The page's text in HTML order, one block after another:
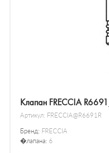
Клапан FRECCIA
Артикул: FRECCIA@R6691R
Бренд: FRECCIA
�лапана: 6